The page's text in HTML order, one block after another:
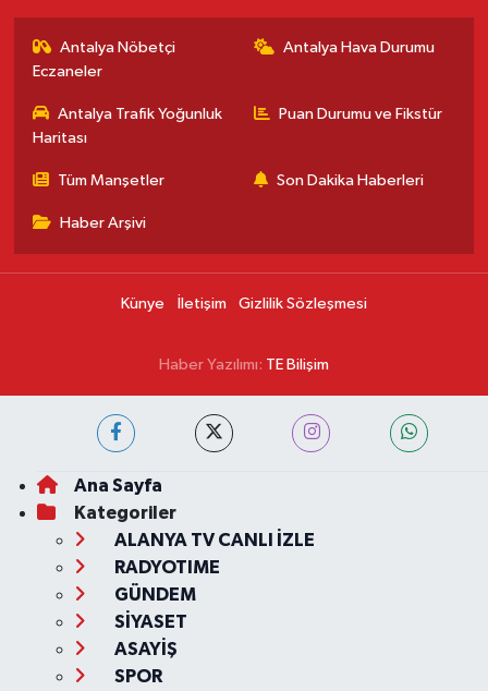
Antalya Nöbetçi
Eczaneler
Antalya Hava Durumu
Antalya Trafik Yoğunluk
Haritası
Puan Durumu ve Fikstür
Tüm Manşetler Son Dakika Haberleri
Haber Arşivi
Künye İletişim Gizlilik Sözleşmesi
Haber Yazılımı: TE Bilişim
Ana Sayfa
Kategoriler
ALANYA TV CANLI İZLE
RADYOTIME
GÜNDEM
SİYASET
ASAYİŞ
SPOR